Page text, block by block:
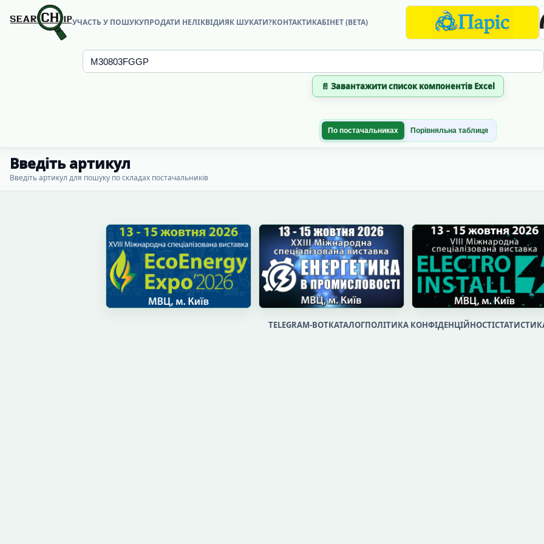
УЧАСТЬ У ПОШУКУПРОДАТИ НЕЛІКВІДИЯК ШУКАТИ?КОНТАКТИКАБІНЕТ (BETA)
📄 Завантажити список компонентів Excel
По постачальниках Порівняльна таблиця
Введіть артикул
Введіть артикул для пошуку по складах постачальників
TELEGRAM-BOTКАТАЛОГПОЛІТИКА КОНФІДЕНЦІЙНОСТІ